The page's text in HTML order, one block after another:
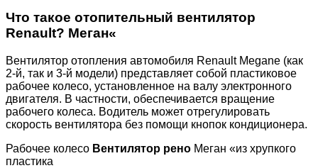
Что такое отопительный вентилятор
Renault? Меган«
Вентилятор отопления автомобиля Renault Megane (как
2-й, так и 3-й модели) представляет собой пластиковое
рабочее колесо, установленное на валу электронного
двигателя. В частности, обеспечивается вращение
рабочего колеса. Водитель может отрегулировать
скорость вентилятора без помощи кнопок кондиционера.
Рабочее колесо Вентилятор рено Меган «из хрупкого
пластика